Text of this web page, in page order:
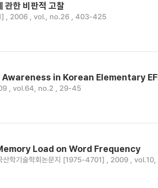
관한 비판적 고찰
, 2006 , vol., no.26 , 403-425
in Korean Elementary
, vol.64, no.2 , 29-45
Load on Word Frequency
산학기술학회논문지 [1975-4701] , 2009 ,